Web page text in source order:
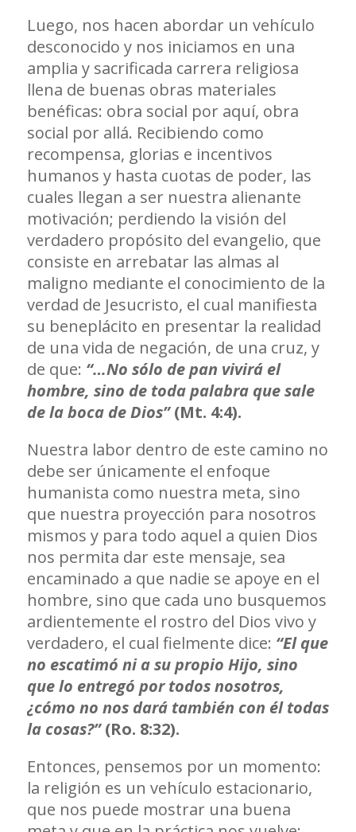
Luego, nos hacen abordar un vehículo
desconocido y nos iniciamos en una
amplia y sacrificada carrera religiosa
llena de buenas obras materiales
benéficas: obra social por aquí, obra
social por allá. Recibiendo como
recompensa, glorias e incentivos
humanos y hasta cuotas de poder, las
cuales llegan a ser nuestra alienante
motivación; perdiendo la visión del
verdadero propósito del evangelio, que
consiste en arrebatar las almas al
maligno mediante el conocimiento de la
verdad de Jesucristo, el cual manifiesta
su beneplácito en presentar la realidad
de una vida de negación, de una cruz, y
de que: “…No sólo de pan vivirá el
hombre, sino de toda palabra que sale
de la boca de Dios”(Mt. 4:4).
Nuestra labor dentro de este camino no
debe ser únicamente el enfoque
humanista como nuestra meta, sino
que nuestra proyección para nosotros
mismos y para todo aquel a quien Dios
nos permita dar este mensaje, sea
encaminado a que nadie se apoye en el
hombre, sino que cada uno busquemos
ardientemente el rostro del Dios vivo y
verdadero, el cual fielmente dice: “El que
no escatimó ni a su propio Hijo, sino
que lo entregó por todos nosotros,
¿cómo no nos dará también con él todas
la cosas?”(Ro. 8:32).
Entonces, pensemos por un momento:
la religión es un vehículo estacionario,
que nos puede mostrar una buena